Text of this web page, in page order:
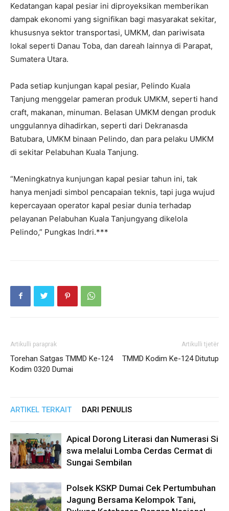
Kedatangan kapal pesiar ini diproyeksikan memberikan
dampak ekonomi yang signifikan bagi masyarakat sekitar,
khususnya sektor transportasi, UMKM, dan pariwisata
lokal seperti Danau Toba, dan dareah lainnya di Parapat,
Sumatera Utara.
Pada setiap kunjungan kapal pesiar, Pelindo Kuala
Tanjung menggelar pameran produk UMKM, seperti hand
craft, makanan, minuman. Belasan UMKM dengan produk
unggulannya dihadirkan, seperti dari Dekranasda
Batubara, UMKM binaan Pelindo, dan para pelaku UMKM
di sekitar Pelabuhan Kuala Tanjung.
“Meningkatnya kunjungan kapal pesiar tahun ini, tak
hanya menjadi simbol pencapaian teknis, tapi juga wujud
kepercayaan operator kapal pesiar dunia terhadap
pelayanan Pelabuhan Kuala Tanjungyang dikelola
Pelindo,” Pungkas Indri.***
Artikulli paraprak
Torehan Satgas TMMD Ke-124
Kodim 0320 Dumai
Artikulli tjetër
TMMD Kodim Ke-124 Ditutup
ARTIKEL TERKAIT DARI PENULIS
Apical Dorong Literasi dan Numerasi Si
swa melalui Lomba Cerdas Cermat di
Sungai Sembilan
Polsek KSKP Dumai Cek Pertumbuhan
Jagung Bersama Kelompok Tani,